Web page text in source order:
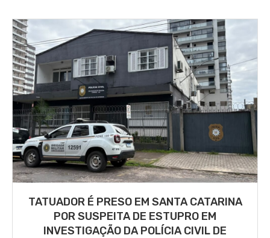
TATUADOR É PRESO EM SANTA CATARINA
POR SUSPEITA DE ESTUPRO EM
INVESTIGAÇÃO DA POLÍCIA CIVIL DE